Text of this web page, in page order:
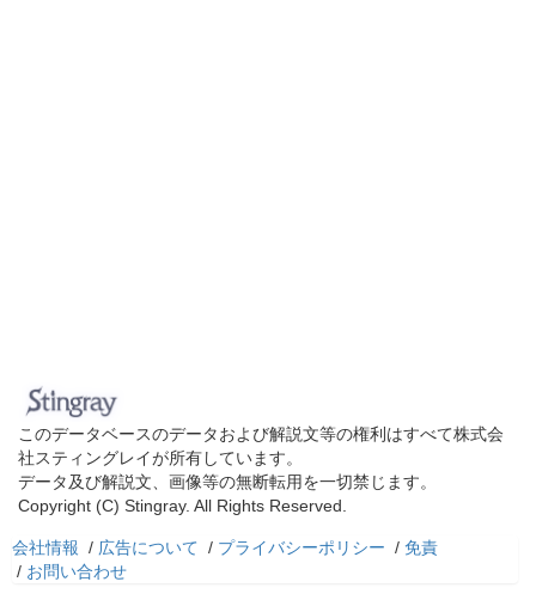
このデータベースのデータおよび解説文等の権利はすべて株式会
社スティングレイが所有しています。
データ及び解説文、画像等の無断転用を一切禁じます。
Copyright (C) Stingray. All Rights Reserved.
会社情報 / 広告について / プライバシーポリシー / 免責
/ お問い合わせ